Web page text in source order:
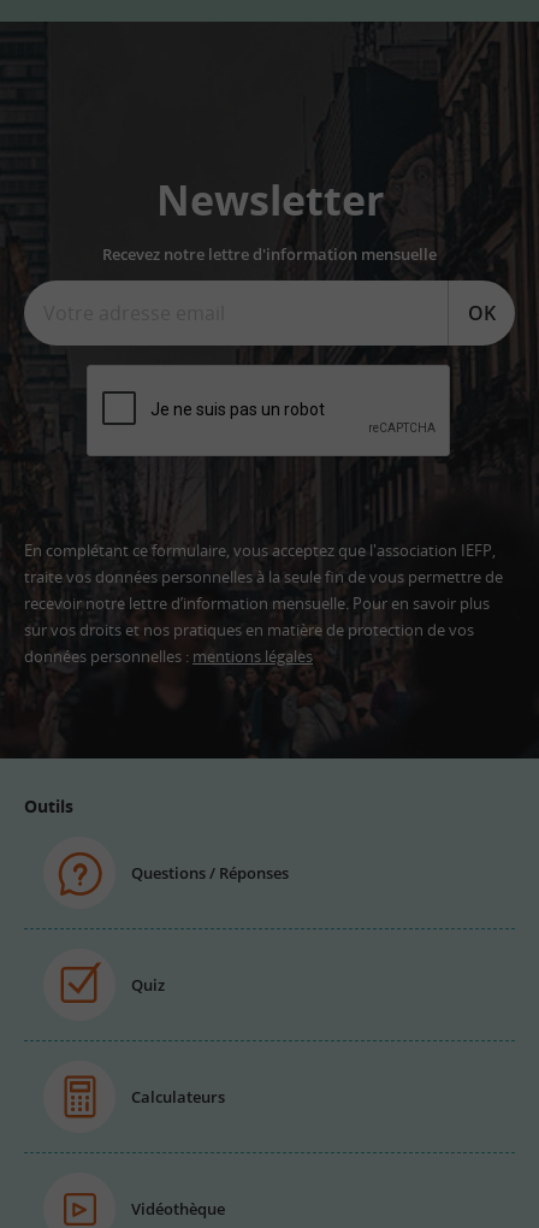
Newsletter
Recevez notre lettre d'information mensuelle
OK
En complétant ce formulaire, vous acceptez que l'association IEFP,
traite vos données personnelles à la seule fin de vous permettre de
recevoir notre lettre d’information mensuelle. Pour en savoir plus
sur vos droits et nos pratiques en matière de protection de vos
données personnelles : mentions légales
Outils
Questions / Réponses
Quiz
Calculateurs
Vidéothèque